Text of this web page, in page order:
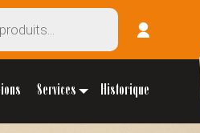
Services Historique